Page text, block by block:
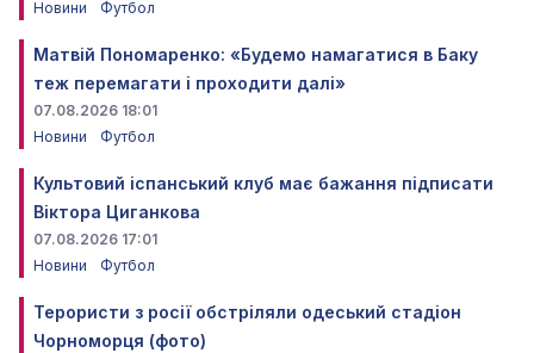
Новини Футбол
Матвій Пономаренко: «Будемо намагатися в Баку
теж перемагати і проходити далі»
07.08.2026 18:01
Новини
Футбол
Культовий іспанський клуб має бажання підписати
Віктора Циганкова
07.08.2026 17:01
Новини
Футбол
Терористи з росії обстріляли одеський стадіон
Чорноморця (фото)